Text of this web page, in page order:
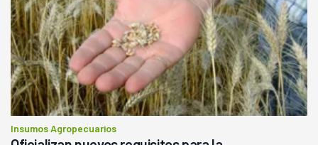
Insumos Agropecuarios